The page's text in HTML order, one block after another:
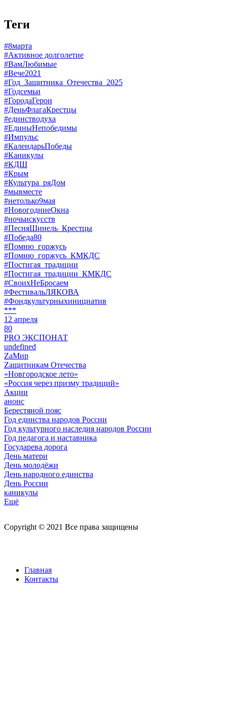
Теги
#8марта
#Активное долголетие
#ВамЛюбимые
#Вече2021
#Год_Защитника_Отечества_2025
#Годсемьи
#ГородаГерои
#ДеньФлагаКрестцы
#единстводуха
#ЕдиныНепобедимы
#Импульс
#КалендарьПобеды
#Каникулы
#КДШ
#Крым
#Культура_ряДом
#мывместе
#нетолько9мая
#НовогодниеОкна
#ночьискусств
#ПесняШинель_Крестцы
#Победа80
#Помню_горжусь
#Помню_горжусь_КМКДС
#Постигая_традиции
#Постигая_традиции_КМКДС
#СвоихНеБросаем
#ФестивальЛЯКОВА
#Фондкультурныхинициатив
***
12 апреля
80
PRO ЭКСПОНАТ
undefined
ZaМир
Zащитникам Отечества
«Новгородское лето»
«Россия через призму традиций»
Акции
анонс
Берестяной пояс
Год единства народов России
Год культурного наследия народов России
Год педагога и наставника
Государева дорога
День матери
День молодёжи
День народного единства
День России
каникулы
Ещё
Copyright © 2021 Все права защищены
Главная
Контакты